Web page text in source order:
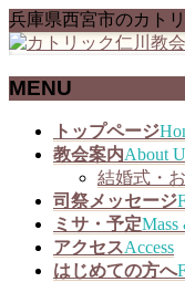
兵庫県西宮市のカト
MENU
トップページ
教会案内About
結婚式・
司祭メッセージ
ミサ・予定Mass
アクセスAccess
はじめての方へ